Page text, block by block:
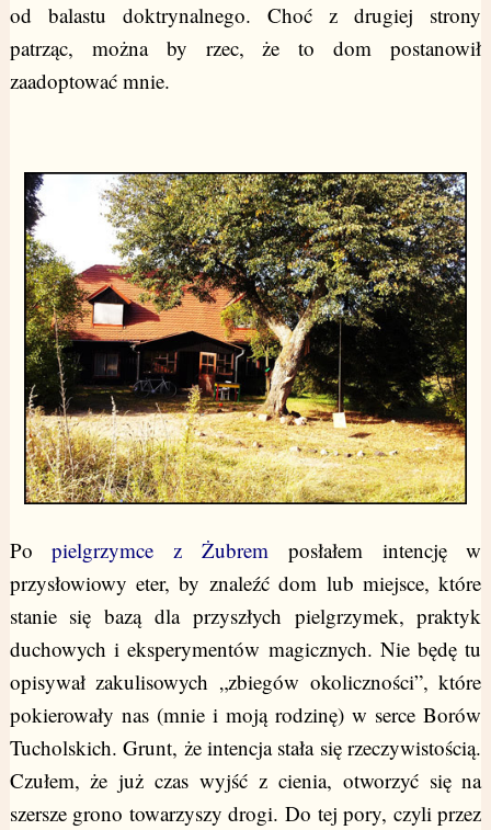
od balastu doktrynalnego. Choć z drugiej strony
patrząc, można by rzec, że to dom postanowił
zaadoptować mnie.
Popielgrzymce z Żubrem posłałem intencję w
przysłowiowy eter, by znaleźć dom lub miejsce, które
stanie się bazą dla przyszłych pielgrzymek, praktyk
duchowych i eksperymentów magicznych. Nie będę tu
opisywał zakulisowych „zbiegów okoliczności”, które
pokierowały nas (mnie i moją rodzinę) w serce Borów
Tucholskich. Grunt, że intencja stała się rzeczywistością.
Czułem, że już czas wyjść z cienia, otworzyć się na
szersze grono towarzyszy drogi. Do tej pory, czyli przez